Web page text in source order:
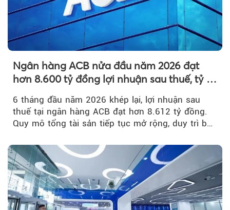
Ngân hàng ACB nửa đầu năm 2026 đạt
hơn 8.600 tỷ đồng lợi nhuận sau thuế, tỷ lệ
nợ xấu thấp nhất ngành
6 tháng đầu năm 2026 khép lại, lợi nhuận sau
thuế tại ngân hàng ACB đạt hơn 8.612 tỷ đồng.
Quy mô tổng tài sản tiếp tục mở rộng, duy trì bộ